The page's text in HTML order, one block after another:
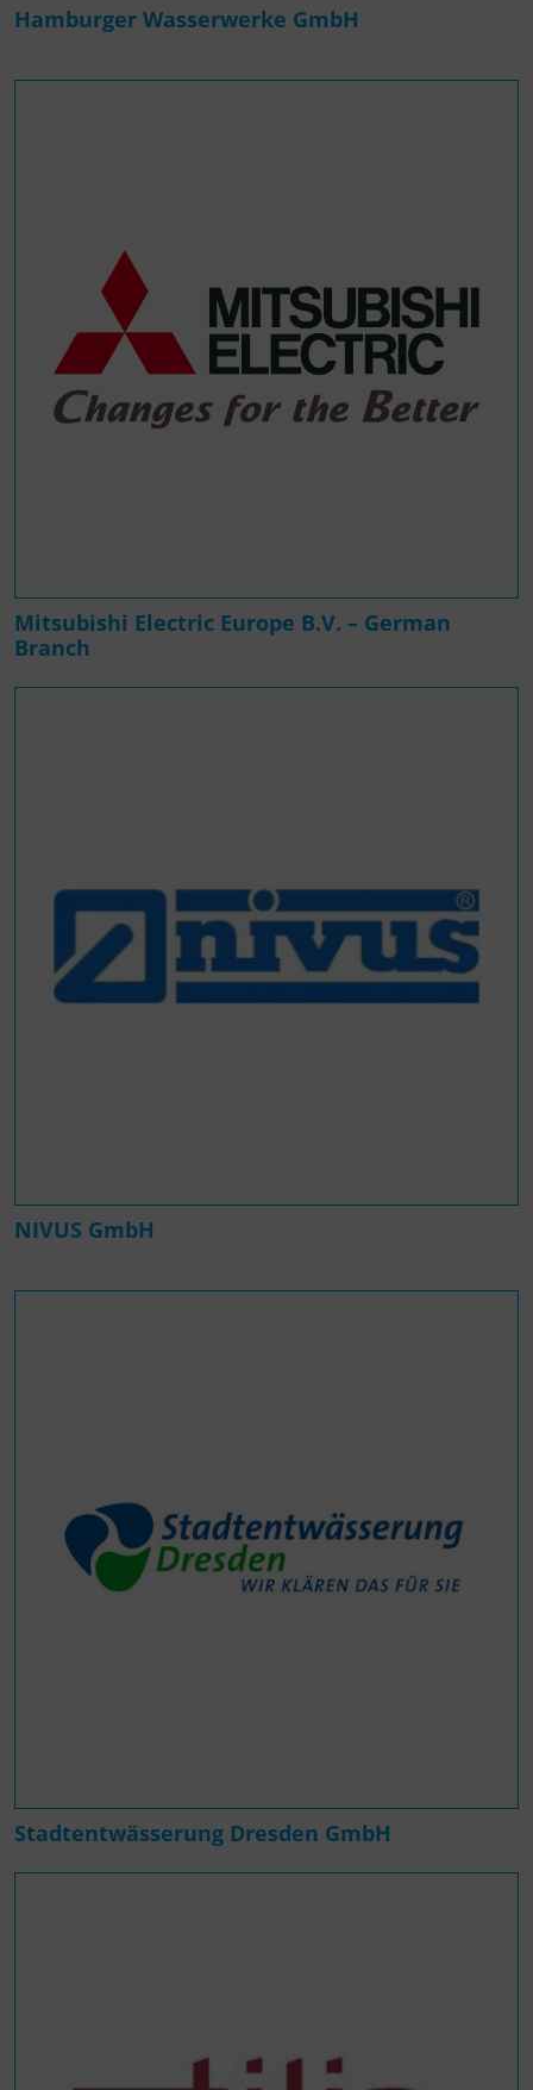
Hamburger Wasserwerke GmbH
Mitsubishi Electric Europe B.V. – German
Branch
NIVUS GmbH
Stadtentwässerung Dresden GmbH